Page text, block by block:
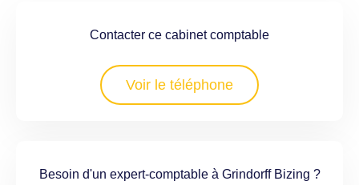
Contacter ce cabinet comptable
Voir le téléphone
Besoin d'un expert-comptable à Grindorff Bizing ?